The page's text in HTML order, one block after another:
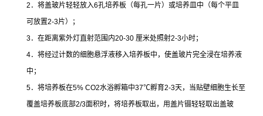
2 ．将盖玻片轻轻放入6孔培养板（每孔一片）或培养皿中（每个平皿
可放置2-3片）；
3．在距离紫外灯直射范围内20-30 厘米处照射2-3小时；
4．将经过计数的细胞悬浮液移入培养板中，使盖玻片完全浸在培养液
中；
5．将培养板在5% CO2水浴孵箱中37℃孵育2-3天，当贴壁细胞生长至
覆盖培养板底部2/3面积时，将培养板取出，用盖片镊轻轻取出盖玻